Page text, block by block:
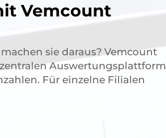
Vemcount
sie daraus? Vemcount
Auswertungsplattform
Für einzelne Filialen